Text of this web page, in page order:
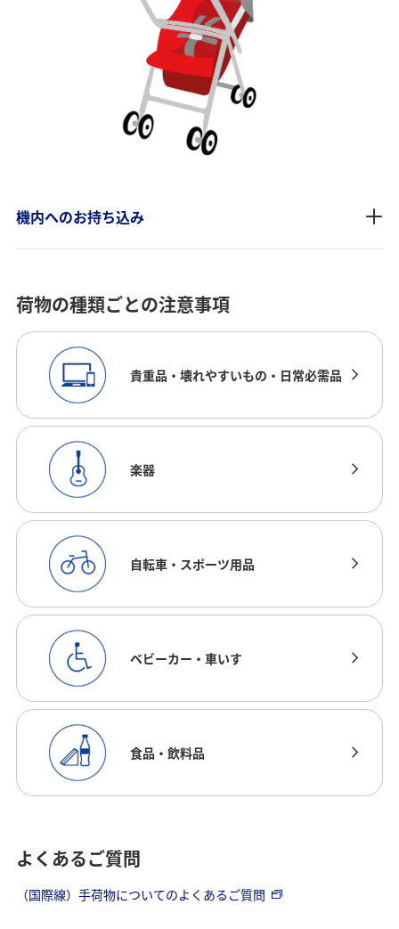
機内へのお持ち込み
荷物の種類ごとの注意事項
貴重品・壊れやすいもの・日常必需品
楽器
自転車・スポーツ用品
ベビーカー・車いす
食品・飲料品
よくあるご質問
（国際線）手荷物についてのよくあるご質問